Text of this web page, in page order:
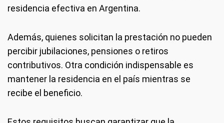
residencia efectiva en Argentina.
Además, quienes solicitan la prestación no pueden
percibir jubilaciones, pensiones o retiros
contributivos. Otra condición indispensable es
mantener la residencia en el país mientras se
recibe el beneficio.